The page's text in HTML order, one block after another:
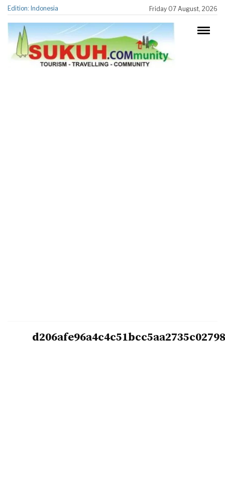
Edition: Indonesia Friday 07 August, 2026
d206afe96a4c4c51bcc5aa2735c02798